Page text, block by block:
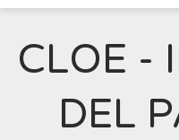
CLOE -
DEL